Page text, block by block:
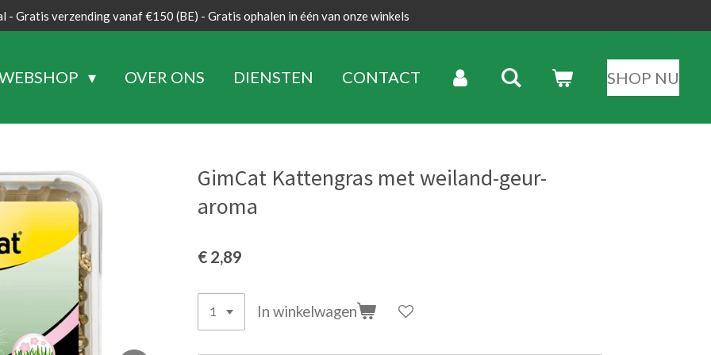
- Gratis verzending vanaf €150 (BE) - Gratis ophalen in één van onze winkels
OVER ONS DIENSTEN CONTACT SHOP NU
GimCat Kattengras met weiland-geur-
aroma
€ 2,89
In winkelwagen